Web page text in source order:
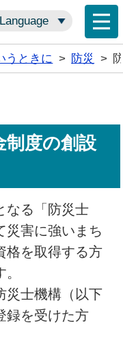
Language
うときに > 防災 >
制度の創設
なる「防災士
害に強いまち
格を取得する方
災士機構（以下
録を受けた方